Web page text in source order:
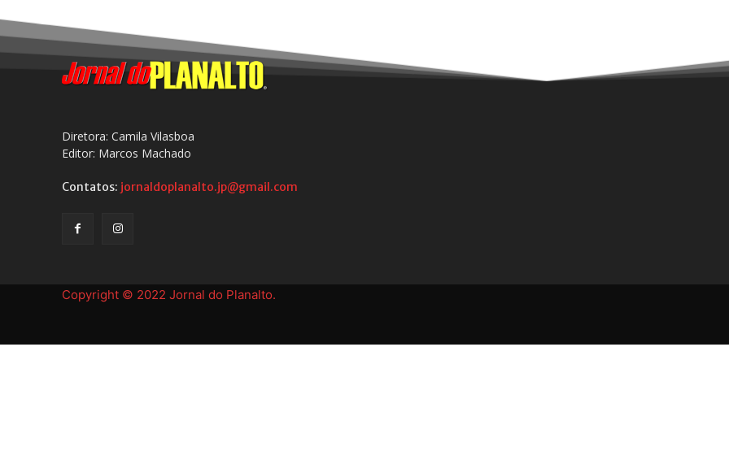
Diretora: Camila Vilasboa
Editor: Marcos Machado
Contatos: jornaldoplanalto.jp@gmail.com
Copyright © 2022 Jornal do Planalto.